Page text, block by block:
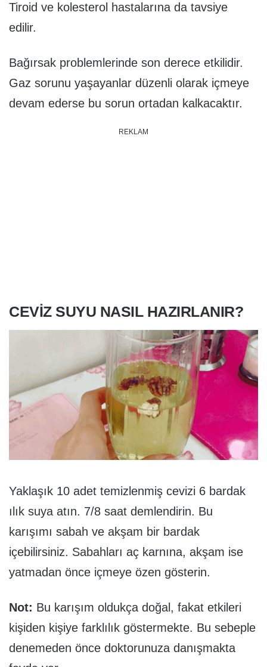
Tiroid ve kolesterol hastalarına da tavsiye
edilir.
Bağırsak problemlerinde son derece etkilidir.
Gaz sorunu yaşayanlar düzenli olarak içmeye
devam ederse bu sorun ortadan kalkacaktır.
REKLAM
CEVIZ SUYU NASIL HAZIRLANIR?
Yaklaşık 10 adet temizlenmiş cevizi 6 bardak
ılık suya atın. 7/8 saat demlendirin. Bu
karışımı sabah ve akşam bir bardak
içebilirsiniz. Sabahları aç karnına, akşam ise
yatmadan önce içmeye özen gösterin.
Not: Bu karışım oldukça doğal, fakat etkileri
kişiden kişiye farklılık göstermekte. Bu sebeple
denemeden önce doktorunuza danışmakta